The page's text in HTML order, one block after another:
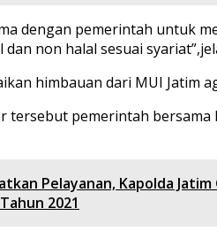
dengan pemerintah untuk
non halal sesuai
himbauan dari MUI Jatim
tersebut pemerintah
Pelayanan, Kapolda
2021